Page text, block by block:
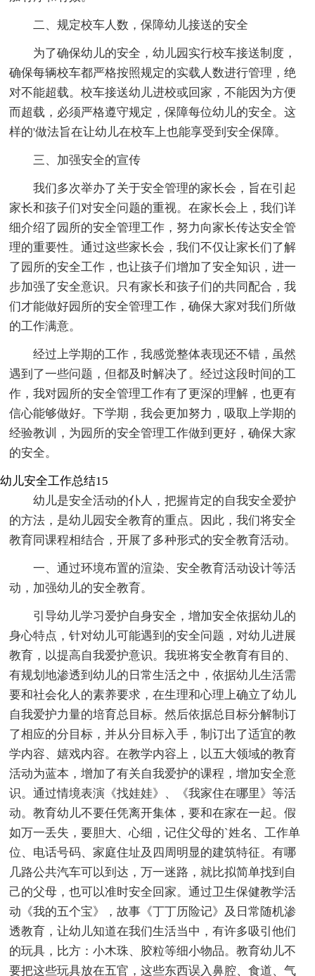
二、规定校车人数，保障幼儿接送的安全
为了确保幼儿的安全，幼儿园实行校车接送制度，
确保每辆校车都严格按照规定的实载人数进行管理，绝
对不能超载。校车接送幼儿进校或回家，不能因为方便
而超载，必须严格遵守规定，保障每位幼儿的安全。这
样的'做法旨在让幼儿在校车上也能享受到安全保障。
三、加强安全的宣传
我们多次举办了关于安全管理的家长会，旨在引起
家长和孩子们对安全问题的重视。在家长会上，我们详
细介绍了园所的安全管理工作，努力向家长传达安全管
理的重要性。通过这些家长会，我们不仅让家长们了解
了园所的安全工作，也让孩子们增加了安全知识，进一
步加强了安全意识。只有家长和孩子们的共同配合，我
们才能做好园所的安全管理工作，确保大家对我们所做
的工作满意。
经过上学期的工作，我感觉整体表现还不错，虽然
遇到了一些问题，但都及时解决了。经过这段时间的工
作，我对园所的安全管理工作有了更深的理解，也更有
信心能够做好。下学期，我会更加努力，吸取上学期的
经验教训，为园所的安全管理工作做到更好，确保大家
的安全。
幼儿安全工作总结15
幼儿是安全活动的仆人，把握肯定的自我安全爱护
的方法，是幼儿园安全教育的重点。因此，我们将安全
教育同课程相结合，开展了多种形式的安全教育活动。
一、通过环境布置的渲染、安全教育活动设计等活
动，加强幼儿的安全教育。
引导幼儿学习爱护自身安全，增加安全依据幼儿的
身心特点，针对幼儿可能遇到的安全问题，对幼儿进展
教育，以提高自我爱护意识。我班将安全教育有目的、
有规划地渗透到幼儿的日常生活之中，依据幼儿生活需
要和社会化人的素养要求，在生理和心理上确立了幼儿
自我爱护力量的培育总目标。然后依据总目标分解制订
了相应的分目标，并从分目标入手，制订出了适宜的教
学内容、嬉戏内容。在教学内容上，以五大领域的教育
活动为蓝本，增加了有关自我爱护的课程，增加安全意
识。通过情境表演《找娃娃》、《我家住在哪里》等活
动。教育幼儿不要任凭离开集体，要和在家在一起。假
如万一丢失，要胆大、心细，记住父母的`姓名、工作单
位、电话号码、家庭住址及四周明显的建筑特征。有哪
几路公共汽车可以到达，万一迷路，就比拟简单找到自
己的父母，也可以准时安全回家。通过卫生保健教学活
动《我的五个宝》，故事《丁丁历险记》及日常随机渗
透教育，让幼儿知道在我们生活当中，有许多吸引他们
的玩具，比方：小木珠、胶粒等细小物品。教育幼儿不
要把这些玩具放在五官，这些东西误入鼻腔、食道、气